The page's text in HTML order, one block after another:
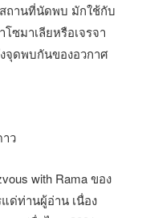
ถานที่นัดพบ มักใช้กับ
ซมาเลียหรือเจรจา
จุดพบกันของอวกาศ
ว
with Rama ของ
ด่ท่านผู้อ่าน เนื่อง